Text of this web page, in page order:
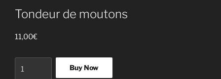
Tondeur de moutons
11,00€
Buy Now